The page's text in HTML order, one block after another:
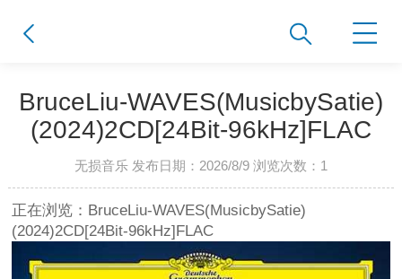
BruceLiu-WAVES(MusicbySatie)
(2024)2CD[24Bit-96kHz]FLAC
无损音乐 发布日期：2026/8/9 浏览次数： 1
正在浏览：BruceLiu-WAVES(MusicbySatie)
(2024)2CD[24Bit-96kHz]FLAC